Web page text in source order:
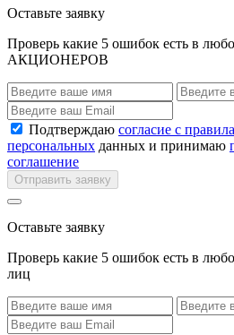
Оставьте заявку
Проверь какие 5 ошибок есть в
АКЦИОНЕРОВ
Подтверждаю согласие с
персональных данных и принимаю
соглашение
Отправить заявку
Оставьте заявку
Проверь какие 5 ошибок есть в
лиц